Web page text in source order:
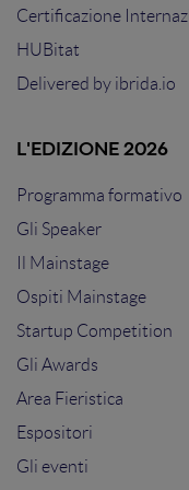
Certificazione
HUBitat
Delivered by ibrida.io
L'EDIZIONE 2026
Programma formativo
Gli Speaker
Il Mainstage
Ospiti Mainstage
Startup Competition
Gli Awards
Area Fieristica
Espositori
Gli eventi